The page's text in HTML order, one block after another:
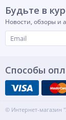
Будьте в
Новости, обзоры и
Способы
© Интернет-магазин